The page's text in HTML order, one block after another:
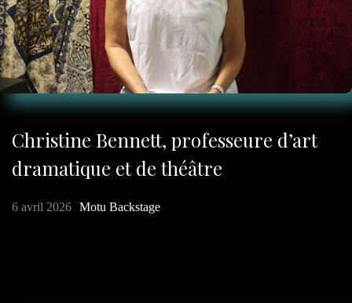
Christine Bennett, professeure d’art
dramatique et de théâtre
6 avril 2026 Motu Backstage